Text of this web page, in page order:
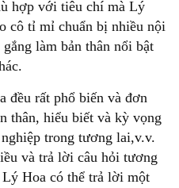
hợp với tiêu chí mà Lý
cô tỉ mỉ chuẩn bị nhiều nội
làm bản thân nổi bật
thân, hiểu biết và kỳ vọng
trong tương lai,v.v.
và trả lời câu hỏi tương
Hoa có thể trả lời một